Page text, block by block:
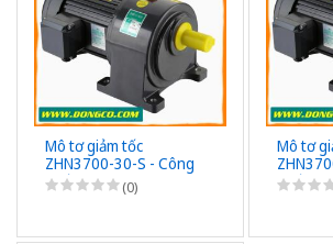
Mô tơ giảm tốc
ZHN3700-30-S - Công
suất 3700W (5HP) -
1/30 - Chân đế - 3Pha
(0)
Mô tơ
suất
- Chân